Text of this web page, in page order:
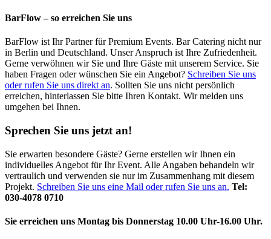
BarFlow – so erreichen Sie uns
BarFlow ist Ihr Partner für Premium Events. Bar Catering nicht nur
in Berlin und Deutschland. Unser Anspruch ist Ihre Zufriedenheit.
Gerne verwöhnen wir Sie und Ihre Gäste mit unserem Service. Sie
haben Fragen oder wünschen Sie ein Angebot? Schreiben Sie uns
oder rufen Sie uns direkt an. Sollten Sie uns nicht persönlich
erreichen, hinterlassen Sie bitte Ihren Kontakt. Wir melden uns
umgehen bei Ihnen.
Sprechen Sie uns jetzt an!
Sie erwarten besondere Gäste? Gerne erstellen wir Ihnen ein
individuelles Angebot für Ihr Event. Alle Angaben behandeln wir
vertraulich und verwenden sie nur im Zusammenhang mit diesem
Projekt. Schreiben Sie uns eine Mail oder rufen Sie uns an. Tel:
030-4078 0710
Sie erreichen uns Montag bis Donnerstag 10.00 Uhr-16.00 Uhr.